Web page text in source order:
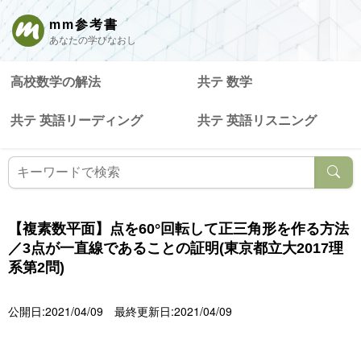
mm参考書
あなたの学びなおし
高校数学の解法 共テ 数学
共テ 英語リーディング 共テ 英語リスニング
【複素数平面】点を60°回転して正三角形を作る方法
／3点が一直線であることの証明(東京都立大2017理
系第2問)
公開日:2021/04/09 最終更新日:2021/04/09